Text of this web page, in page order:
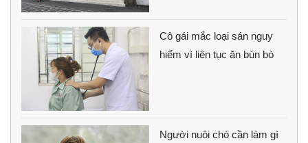
Cô gái mắc loại sán nguy
hiểm vì liên tục ăn bún bò
Người nuôi chó cần làm gì